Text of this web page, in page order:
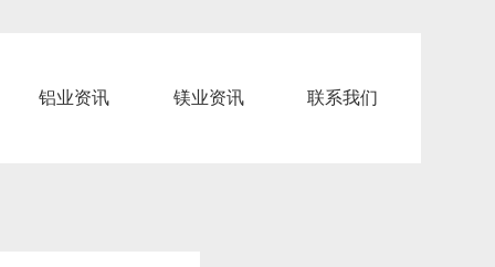
铝业资讯 镁业资讯 联系我们